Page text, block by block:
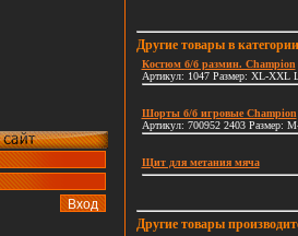
Другие товары в
Костюм б/б размин. Champion
Артикул: 1047 Размер: XL-XXL
Шорты б/б игровые Champion
Артикул: 700952 2403 Размер:
Щит для метания мяча
Другие товары